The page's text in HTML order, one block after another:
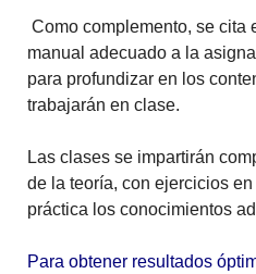
Como complemento, se cita
manual adecuado a la
para profundizar en los
trabajarán en clase.
Las clases se impartirán
de la teoría, con ejercicios
práctica los conocimientos
Para obtener resultados